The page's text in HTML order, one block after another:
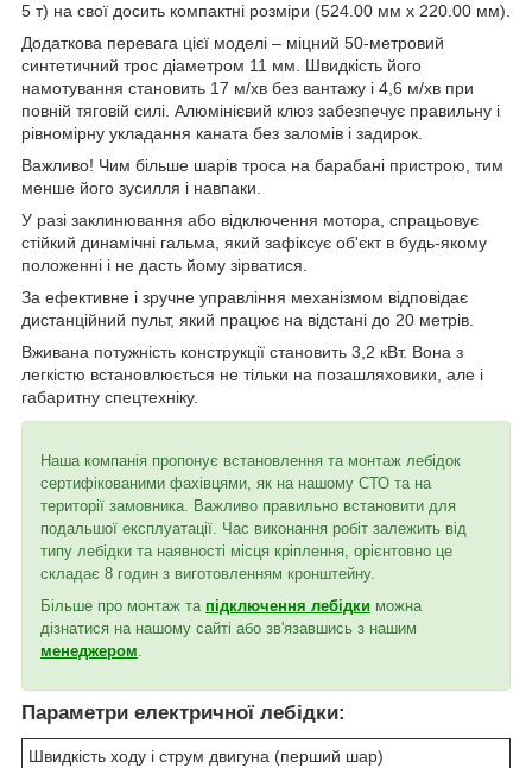
5 т) на свої досить компактні розміри (524.00 мм x 220.00 мм).
Додаткова перевага цієї моделі – міцний 50-метровий
синтетичний трос діаметром 11 мм. Швидкість його
намотування становить 17 м/хв без вантажу і 4,6 м/хв при
повній тяговій силі. Алюмінієвий клюз забезпечує правильну і
рівномірну укладання каната без заломів і задирок.
Важливо! Чим більше шарів троса на барабані пристрою, тим
менше його зусилля і навпаки.
У разі заклинювання або відключення мотора, спрацьовує
стійкий динамічні гальма, який зафіксує об'єкт в будь-якому
положенні і не дасть йому зірватися.
За ефективне і зручне управління механізмом відповідає
дистанційний пульт, який працює на відстані до 20 метрів.
Вживана потужність конструкції становить 3,2 кВт. Вона з
легкістю встановлюється не тільки на позашляховики, але і
габаритну спецтехніку.
Наша компанія пропонує встановлення та монтаж лебідок
сертифікованими фахівцями, як на нашому СТО та на
території замовника. Важливо правильно встановити для
подальшої експлуатації. Час виконання робіт залежить від
типу лебідки та наявності місця кріплення, орієнтовно це
складає 8 годин з виготовленням кронштейну.
Більше про монтаж та підключення лебідки можна
дізнатися на нашому сайті або зв'язавшись з нашим
менеджером.
Параметри електричної лебідки:
Швидкість ходу і струм двигуна (перший шар)